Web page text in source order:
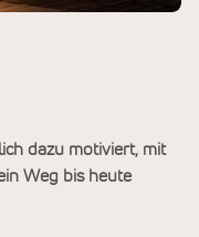
dazu motiviert, mit
Weg bis heute